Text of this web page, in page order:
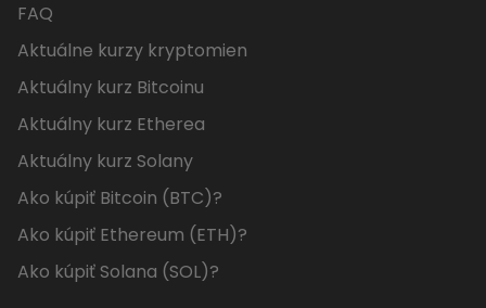
FAQ
Aktuálne kurzy kryptomien
Aktuálny kurz Bitcoinu
Aktuálny kurz Etherea
Aktuálny kurz Solany
Ako kúpiť Bitcoin (BTC)?
Ako kúpiť Ethereum (ETH)?
Ako kúpiť Solana (SOL)?